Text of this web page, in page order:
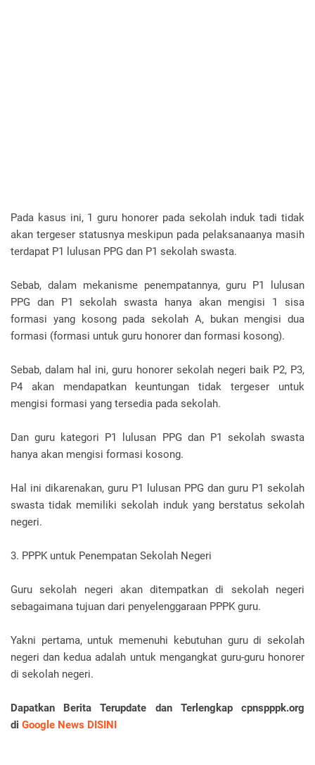
Pada kasus ini, 1 guru honorer pada sekolah induk tadi tidak
akan tergeser statusnya meskipun pada pelaksanaanya masih
terdapat P1 lulusan PPG dan P1 sekolah swasta.
Sebab, dalam mekanisme penempatannya, guru P1 lulusan
PPG dan P1 sekolah swasta hanya akan mengisi 1 sisa
formasi yang kosong pada sekolah A, bukan mengisi dua
formasi (formasi untuk guru honorer dan formasi kosong).
Sebab, dalam hal ini, guru honorer sekolah negeri baik P2, P3,
P4 akan mendapatkan keuntungan tidak tergeser untuk
mengisi formasi yang tersedia pada sekolah.
Dan guru kategori P1 lulusan PPG dan P1 sekolah swasta
hanya akan mengisi formasi kosong.
Hal ini dikarenakan, guru P1 lulusan PPG dan guru P1 sekolah
swasta tidak memiliki sekolah induk yang berstatus sekolah
negeri.
3. PPPK untuk Penempatan Sekolah Negeri
Guru sekolah negeri akan ditempatkan di sekolah negeri
sebagaimana tujuan dari penyelenggaraan PPPK guru.
Yakni pertama, untuk memenuhi kebutuhan guru di sekolah
negeri dan kedua adalah untuk mengangkat guru-guru honorer
di sekolah negeri.
Dapatkan Berita Terupdate dan Terlengkap cpnspppk.org
di Google News DISINI